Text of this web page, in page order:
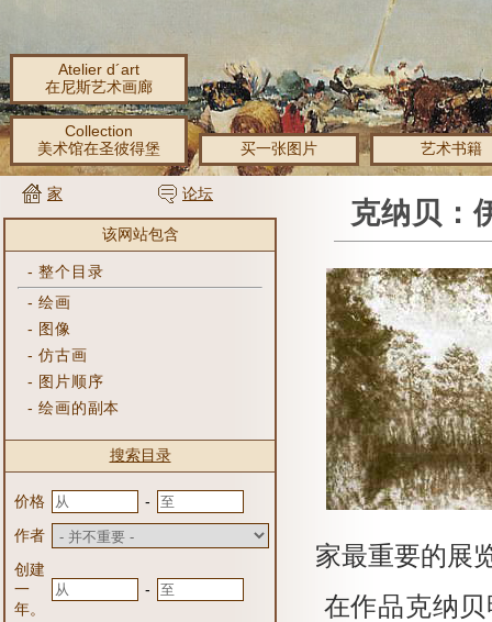
Atelier d´art
在尼斯艺术画廊
Collection
美术馆在圣彼得堡
买一张图片 艺术书籍
家 论坛
该网站包含
-整个目录
-绘画
- 图像
-仿古画
- 图片顺序
-绘画的副本
搜索目录
价格
-
作者
创建
一
年。
-
克纳贝：
家最重要的展
在作品克纳